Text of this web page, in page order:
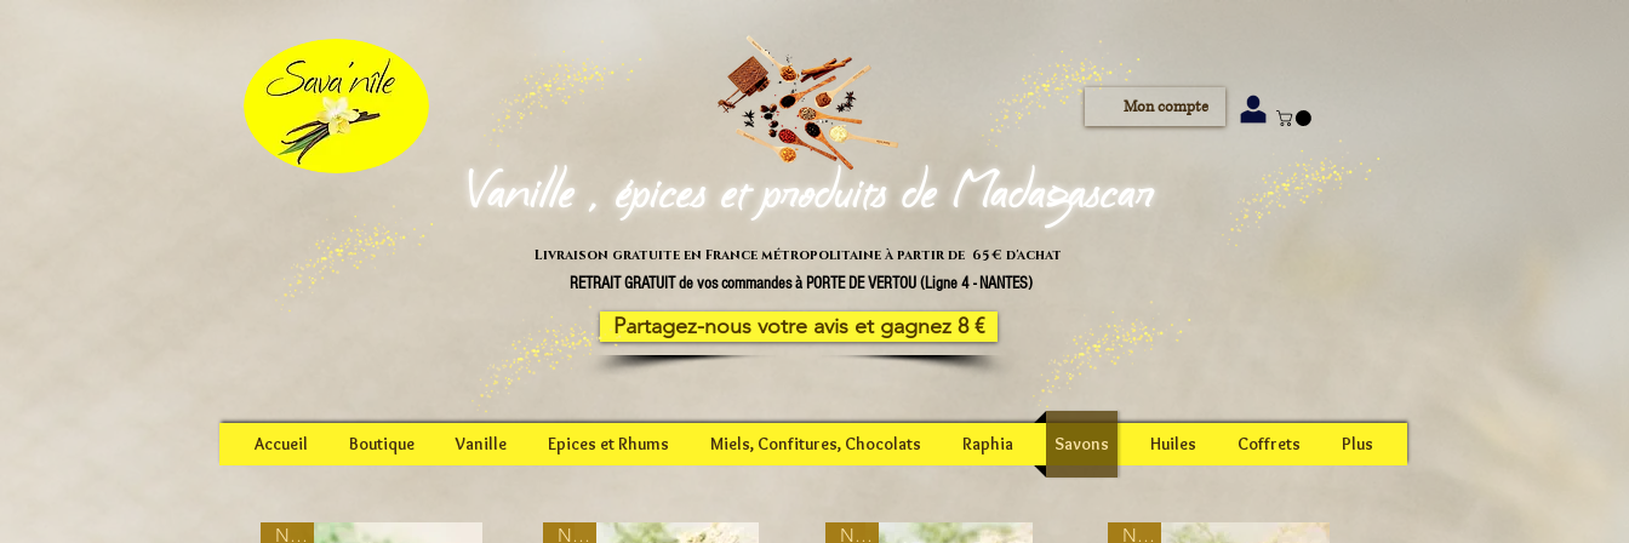
Mon compte
Vanille , épices et produits de Madagascar
Livraison gratuite en France métropolitaine à partir de 65 € d'achat
RETRAIT GRATUIT de vos commandes à PORTE DE VERTOU (Ligne 4 - NANTES)
Partagez-nous votre avis et gagnez 8 €
Accueil Boutique Vanille Epices et Rhums Miels, Confitures, Chocolats Raphia Savons Huiles Coffrets Plus
New New New New